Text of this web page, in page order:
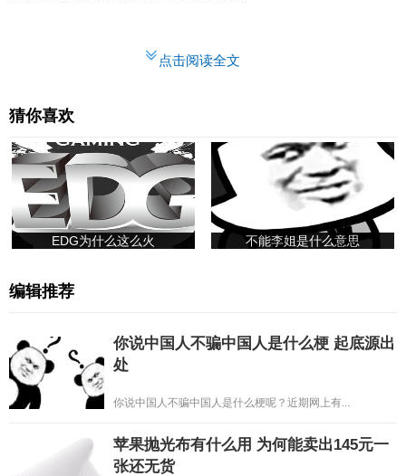
点击阅读全文
猜你喜欢
EDG为什么这么火 不能李姐是什么意思
编辑推荐
你说中国人不骗中国人是什么梗 起底源出
处
你说中国人不骗中国人是什么梗呢？近期网上有...
苹果抛光布有什么用 为何能卖出145元一
张还无货